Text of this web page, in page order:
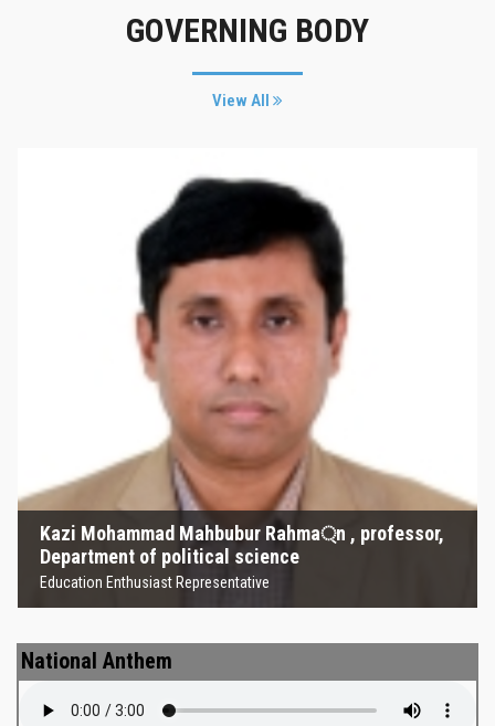
GOVERNING BODY
View All
Kazi Mohammad Mahbubur Rahma্‌n , professor,
Department of political science
Education Enthusiast Representative
Kazi Mohammad Mahbubur
Rahma্‌n , professor, Department
of political science
Education Enthusiast Representative
National Anthem